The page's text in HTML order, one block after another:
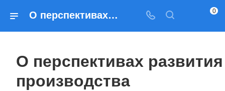
О перспективах развития производства Металлообрабатывающего инструмента в странах Таможенного союза. 0
О перспективах развития
производства